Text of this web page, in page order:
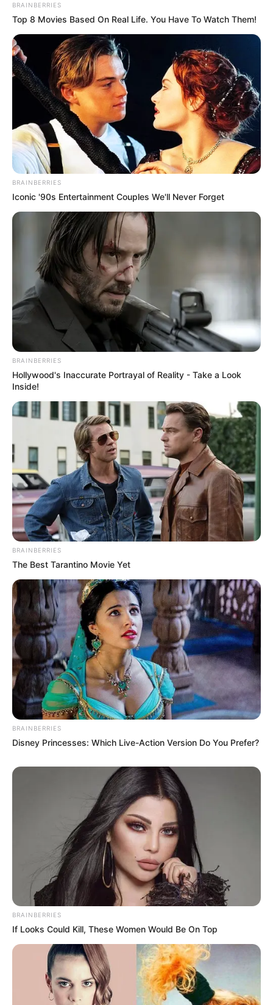
BRAINBERRIES
Top 8 Movies Based On Real Life. You Have To Watch Them!
BRAINBERRIES
Iconic '90s Entertainment Couples We'll Never Forget
BRAINBERRIES
Hollywood's Inaccurate Portrayal of Reality - Take a Look
Inside!
BRAINBERRIES
The Best Tarantino Movie Yet
BRAINBERRIES
Disney Princesses: Which Live-Action Version Do You Prefer?
BRAINBERRIES
If Looks Could Kill, These Women Would Be On Top